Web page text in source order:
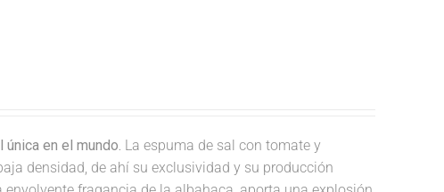
en el mundo. La espuma de sal con tomate y
densidad, de ahí su exclusividad y su producción